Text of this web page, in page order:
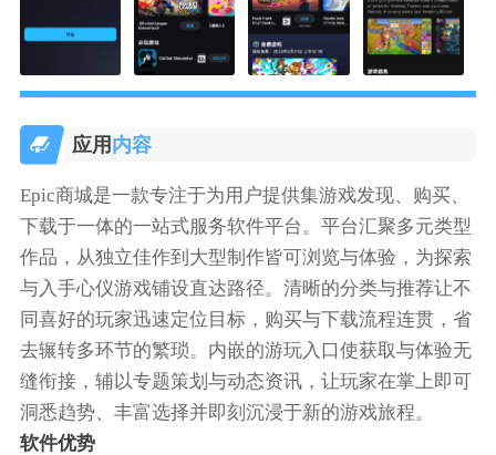
应用 内容
Epic商城是一款专注于为用户提供集游戏发现、购买、
下载于一体的一站式服务软件平台。平台汇聚多元类型
作品，从独立佳作到大型制作皆可浏览与体验，为探索
与入手心仪游戏铺设直达路径。清晰的分类与推荐让不
同喜好的玩家迅速定位目标，购买与下载流程连贯，省
去辗转多环节的繁琐。内嵌的游玩入口使获取与体验无
缝衔接，辅以专题策划与动态资讯，让玩家在掌上即可
洞悉趋势、丰富选择并即刻沉浸于新的游戏旅程。
软件优势